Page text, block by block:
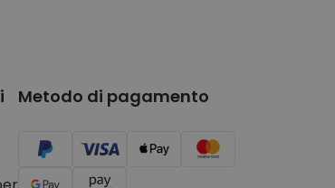
Metodo di pagamento